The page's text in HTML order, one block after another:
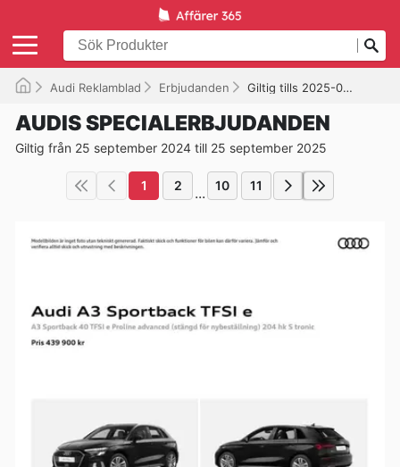
Audi Reklamblad Erbjudanden Giltig tills 2025-09-25
AUDIS SPECIALERBJUDANDEN
Giltig från 25 september 2024 till 25 september 2025
1 2 ... 10 11